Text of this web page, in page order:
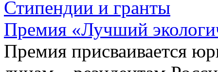
Стипендии и гранты
Премия «Лучший
Премия присваивается